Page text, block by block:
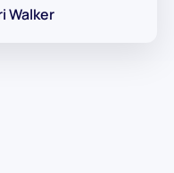
Walker